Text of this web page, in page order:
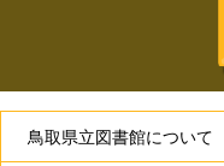
鳥取県立図書館について